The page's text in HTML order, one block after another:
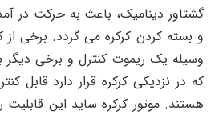
گشتاور دینامیک، باعث به حرکت در
و بسته کردن کرکره می گردد. برخی از
وسیله یک ریموت کنترل و برخی دیگر
که در نزدیکی کرکره قرار دارد قابل
هستند. موتور کرکره ساید این قابلیت